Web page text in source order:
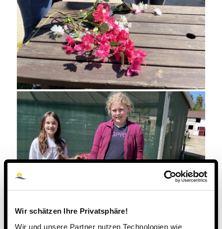
Wir schätzen Ihre Privatsphäre!
Wir und unsere Partner nutzen Technologien wie